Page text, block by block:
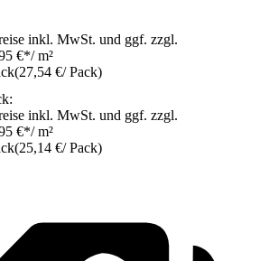
inkl. MwSt. und ggf. zzgl.
€*/ m²
(27,54 €/ Pack)
inkl. MwSt. und ggf. zzgl.
€*/ m²
(25,14 €/ Pack)